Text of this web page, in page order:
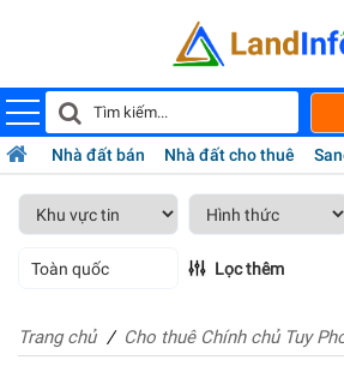
Nhà đất bán Nhà đất cho thuê
Toàn quốc Lọc thêm
Trang chủ Cho thuê Chính chủ Tuy